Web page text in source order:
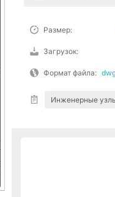
Размер:
Загрузок:
Формат файла:
Инженерные